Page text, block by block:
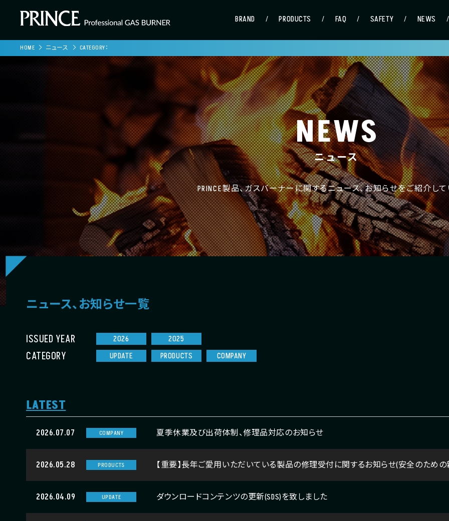
BRAND PRODUCTS FAQ SAFETY NEWS
HOME ニュース CATEGORY：
NEWS
ニュース
PRINCE製品、ガスバーナーに関するニュース、お知らせをご紹介して
ニュース、お知らせ一覧
ISSUED YEAR 2026 2025
CATEGORY UPDATE PRODUCTS COMPANY
LATEST
2026.07.07 COMPANY 夏季休業及び出荷体制、修理品対応のお知らせ
2026.05.28 PRODUCTS 【重要】長年ご愛用いただいている製品の修理受付に関するお知らせ(安全のため
2026.04.09 UPDATE ダウンロードコンテンツの更新(SDS)を致しました